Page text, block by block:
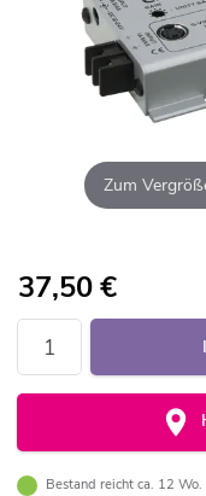
Zum
37,50€
Bestand reicht ca. 12 Wo.